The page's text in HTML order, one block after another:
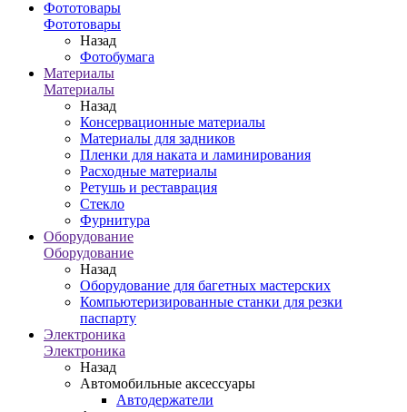
Фототовары
Фототовары
Назад
Фотобумага
Материалы
Материалы
Назад
Консервационные материалы
Материалы для задников
Пленки для наката и ламинирования
Расходные материалы
Ретушь и реставрация
Стекло
Фурнитура
Оборудование
Оборудование
Назад
Оборудование для багетных мастерских
Компьютеризированные станки для резки
паспарту
Электроника
Электроника
Назад
Автомобильные аксессуары
Автодержатели